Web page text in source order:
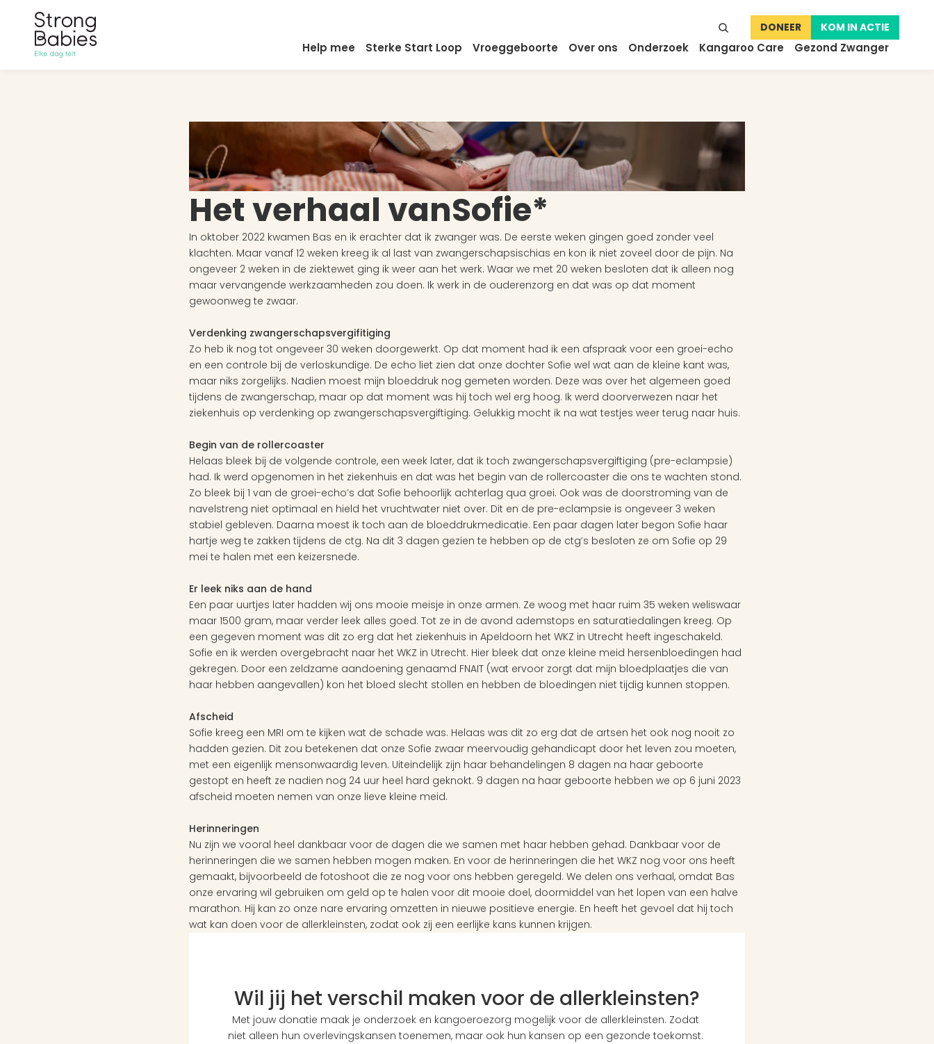
DONEER KOM IN ACTIE
Help mee Sterke Start Loop Vroeggeboorte Over ons Onderzoek Kangaroo Care Gezond Zwanger
Het verhaal vanSofie*
In oktober 2022 kwamen Bas en ik erachter dat ik zwanger was. De eerste weken gingen goed zonder veel
klachten. Maar vanaf 12 weken kreeg ik al last van zwangerschapsischias en kon ik niet zoveel door de pijn. Na
ongeveer 2 weken in de ziektewet ging ik weer aan het werk. Waar we met 20 weken besloten dat ik alleen nog
maar vervangende werkzaamheden zou doen. Ik werk in de ouderenzorg en dat was op dat moment
gewoonweg te zwaar.
Verdenking zwangerschapsvergifitiging
Zo heb ik nog tot ongeveer 30 weken doorgewerkt. Op dat moment had ik een afspraak voor een groei-echo
en een controle bij de verloskundige. De echo liet zien dat onze dochter Sofie wel wat aan de kleine kant was,
maar niks zorgelijks. Nadien moest mijn bloeddruk nog gemeten worden. Deze was over het algemeen goed
tijdens de zwangerschap, maar op dat moment was hij toch wel erg hoog. Ik werd doorverwezen naar het
ziekenhuis op verdenking op zwangerschapsvergiftiging. Gelukkig mocht ik na wat testjes weer terug naar huis.
Begin van de rollercoaster
Helaas bleek bij de volgende controle, een week later, dat ik toch zwangerschapsvergiftiging (pre-eclampsie)
had. Ik werd opgenomen in het ziekenhuis en dat was het begin van de rollercoaster die ons te wachten stond.
Zo bleek bij 1 van de groei-echo’s dat Sofie behoorlijk achterlag qua groei. Ook was de doorstroming van de
navelstreng niet optimaal en hield het vruchtwater niet over. Dit en de pre-eclampsie is ongeveer 3 weken
stabiel gebleven. Daarna moest ik toch aan de bloeddrukmedicatie. Een paar dagen later begon Sofie haar
hartje weg te zakken tijdens de ctg. Na dit 3 dagen gezien te hebben op de ctg’s besloten ze om Sofie op 29
mei te halen met een keizersnede.
Er leek niks aan de hand
Een paar uurtjes later hadden wij ons mooie meisje in onze armen. Ze woog met haar ruim 35 weken weliswaar
maar 1500 gram, maar verder leek alles goed. Tot ze in de avond ademstops en saturatiedalingen kreeg. Op
een gegeven moment was dit zo erg dat het ziekenhuis in Apeldoorn het WKZ in Utrecht heeft ingeschakeld.
Sofie en ik werden overgebracht naar het WKZ in Utrecht. Hier bleek dat onze kleine meid hersenbloedingen had
gekregen. Door een zeldzame aandoening genaamd FNAIT (wat ervoor zorgt dat mijn bloedplaatjes die van
haar hebben aangevallen) kon het bloed slecht stollen en hebben de bloedingen niet tijdig kunnen stoppen.
Afscheid
Sofie kreeg een MRI om te kijken wat de schade was. Helaas was dit zo erg dat de artsen het ook nog nooit zo
hadden gezien. Dit zou betekenen dat onze Sofie zwaar meervoudig gehandicapt door het leven zou moeten,
met een eigenlijk mensonwaardig leven. Uiteindelijk zijn haar behandelingen 8 dagen na haar geboorte
gestopt en heeft ze nadien nog 24 uur heel hard geknokt. 9 dagen na haar geboorte hebben we op 6 juni 2023
afscheid moeten nemen van onze lieve kleine meid.
Herinneringen
Nu zijn we vooral heel dankbaar voor de dagen die we samen met haar hebben gehad. Dankbaar voor de
herinneringen die we samen hebben mogen maken. En voor de herinneringen die het WKZ nog voor ons heeft
gemaakt, bijvoorbeeld de fotoshoot die ze nog voor ons hebben geregeld. We delen ons verhaal, omdat Bas
onze ervaring wil gebruiken om geld op te halen voor dit mooie doel, doormiddel van het lopen van een halve
marathon. Hij kan zo onze nare ervaring omzetten in nieuwe positieve energie. En heeft het gevoel dat hij toch
wat kan doen voor de allerkleinsten, zodat ook zij een eerlijke kans kunnen krijgen.
Wil jij het verschil maken voor de allerkleinsten?
Met jouw donatie maak je onderzoek en kangoeroezorg mogelijk voor de allerkleinsten. Zodat
niet alleen hun overlevingskansen toenemen, maar ook hun kansen op een gezonde toekomst.